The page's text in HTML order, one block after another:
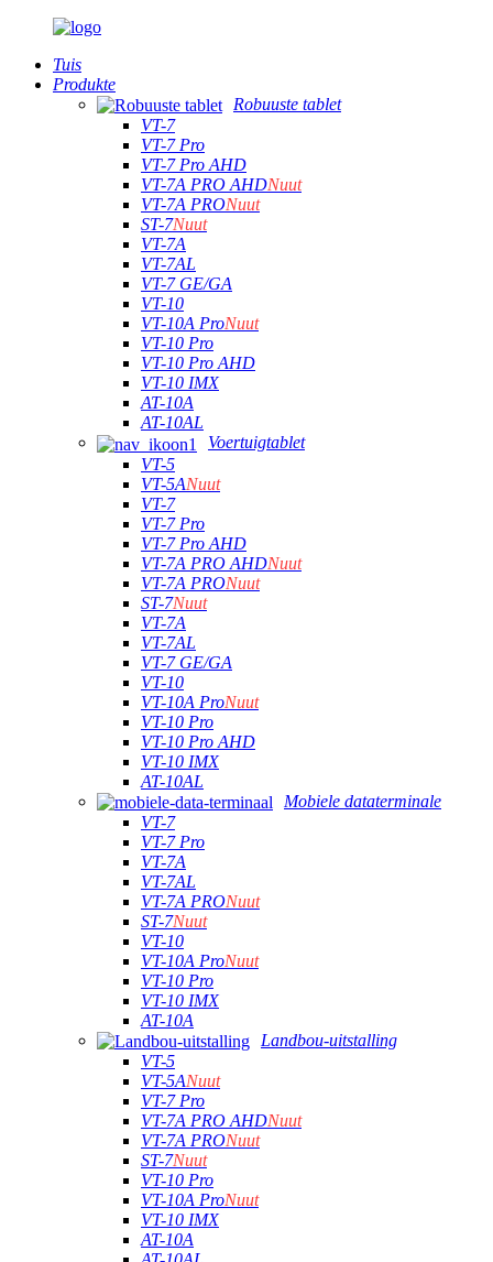
Tuis
Produkte
Robuuste tablet
VT-7
VT-7 Pro
VT-7 Pro AHD
VT-7A PRO AHDNuut
VT-7A PRONuut
ST-7Nuut
VT-7A
VT-7AL
VT-7 GE/GA
VT-10
VT-10A ProNuut
VT-10 Pro
VT-10 Pro AHD
VT-10 IMX
AT-10A
AT-10AL
Voertuigtablet
VT-5
VT-5ANuut
VT-7
VT-7 Pro
VT-7 Pro AHD
VT-7A PRO AHDNuut
VT-7A PRONuut
ST-7Nuut
VT-7A
VT-7AL
VT-7 GE/GA
VT-10
VT-10A ProNuut
VT-10 Pro
VT-10 Pro AHD
VT-10 IMX
AT-10AL
Mobiele dataterminale
VT-7
VT-7 Pro
VT-7A
VT-7AL
VT-7A PRONuut
ST-7Nuut
VT-10
VT-10A ProNuut
VT-10 Pro
VT-10 IMX
AT-10A
Landbou-uitstalling
VT-5
VT-5ANuut
VT-7 Pro
VT-7A PRO AHDNuut
VT-7A PRONuut
ST-7Nuut
VT-10 Pro
VT-10A ProNuut
VT-10 IMX
AT-10A